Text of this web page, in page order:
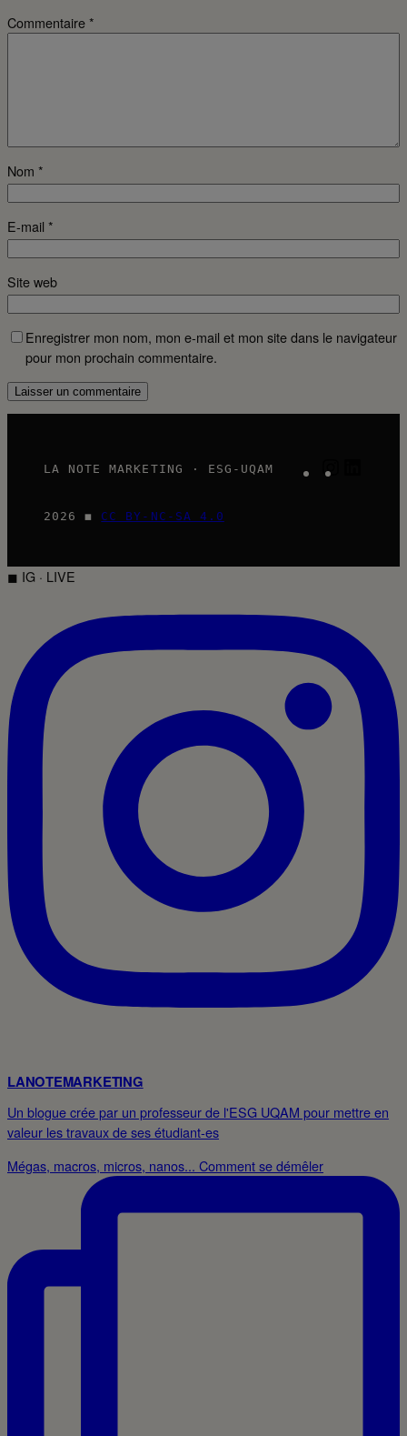
Commentaire*
Nom *
E-mail *
Site web
Enregistrer mon nom, mon e-mail et mon site dans le navigateur
pour mon prochain commentaire.
LA NOTE MARKETING · ESG-UQAM
2026 ◼ CC BY-NC-SA 4.0
◼ IG · LIVE
LANOTEMARKETING
Un blogue crée par un professeur de l'ESG UQAM pour mettre en
valeur les travaux de ses étudiant-es
Mégas, macros, micros, nanos... Comment se démêler